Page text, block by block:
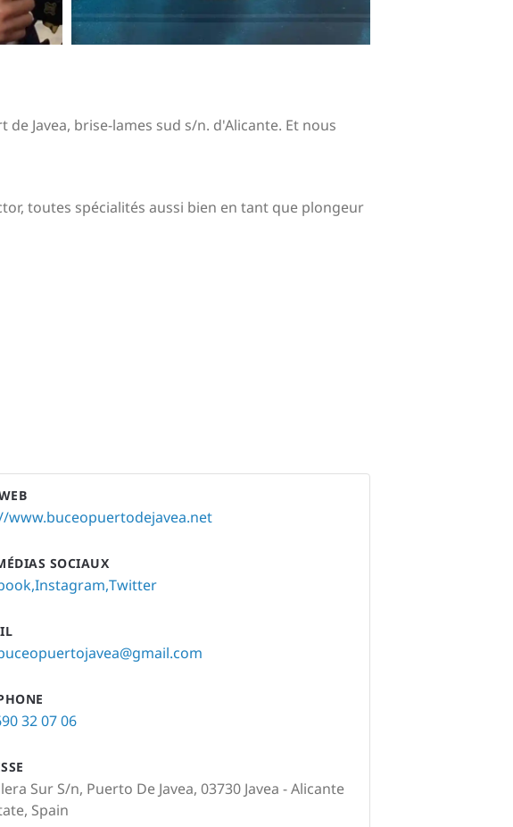
Javea, brise-lames sud s/n. d'Alicante. Et nous
toutes spécialités aussi bien en tant que plongeur
www.buceopuertodejavea.net
SOCIAUX
Instagram Twitter
32 07 06
Sur S/n, Puerto De Javea, 03730 Javea - Alicante
Spain